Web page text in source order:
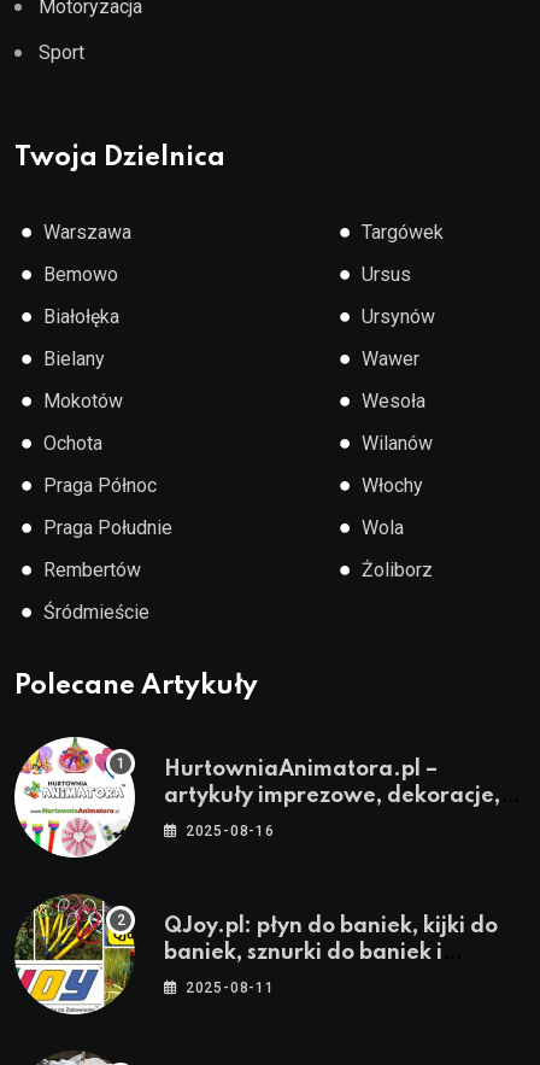
Motoryzacja
Sport
Twoja Dzielnica
● Warszawa
● Bemowo
● Białołęka
● Bielany
● Mokotów
● Ochota
● Praga Północ
● Praga Południe
● Rembertów
● Śródmieście
● Targówek
● Ursus
● Ursynów
● Wawer
● Wesoła
● Wilanów
● Włochy
● Wola
● Żoliborz
Polecane Artykuły
HurtowniaAnimatora.pl –
artykuły imprezowe, dekoracje,
stroje i akcesoria dla animatorów
2025-08-16
QJoy.pl: płyn do baniek, kijki do
baniek, sznurki do baniek i
zestawy do baniek
2025-08-11